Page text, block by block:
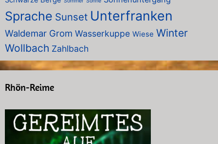
Sprache Sunset Unterfranken
Waldemar Grom Wasserkuppe Wiese Winter
Wollbach Zahlbach
Rhön-Reime